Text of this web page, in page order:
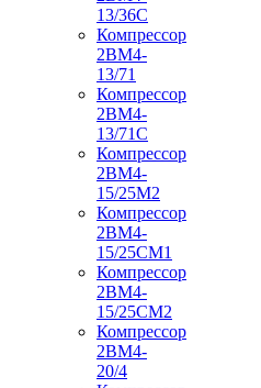
13/36С
Компрессор
2ВМ4-
13/71
Компрессор
2ВМ4-
13/71С
Компрессор
2ВМ4-
15/25М2
Компрессор
2ВМ4-
15/25СМ1
Компрессор
2ВМ4-
15/25СМ2
Компрессор
2ВМ4-
20/4